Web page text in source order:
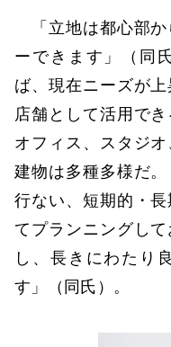
「立地は都心部か
ーできます」（同
ば、現在ニーズが
店舗として活用で
オフィス、スタジ
建物は多種多様だ
行ない、短期的・
てプランニングし
し、長きにわたり
す」（同氏）。